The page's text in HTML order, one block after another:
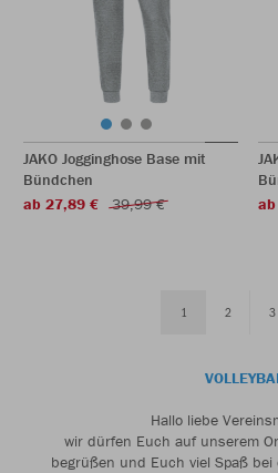
JAKO Jogginghose Base mit
Bündchen
ab 27,89 €
39,99 €
1 2 3
Hallo liebe
wir dürfen Euch auf unserem
begrüßen und Euch viel Spaß